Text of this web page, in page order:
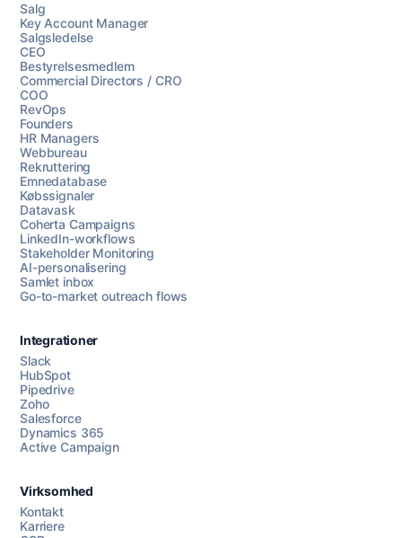
Chat med os
AI Campaign Assist
Salg
Key Account Manager
Salgsledelse
CEO
Bestyrelsesmedlem
Commercial Directors / CRO
COO
RevOps
Founders
HR Managers
Webbureau
Rekruttering
Emnedatabase
Købssignaler
Datavask
Coherta Campaigns
LinkedIn-workflows
Stakeholder Monitoring
AI-personalisering
Samlet inbox
Go-to-market outreach flows
Integrationer
Slack
HubSpot
Pipedrive
Zoho
Salesforce
Dynamics 365
Active Campaign
Virksomhed
Kontakt
Karriere